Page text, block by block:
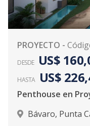
PROYECTO -
DESDE US$
HASTA US$
Penthouse en
Bávaro, Punta